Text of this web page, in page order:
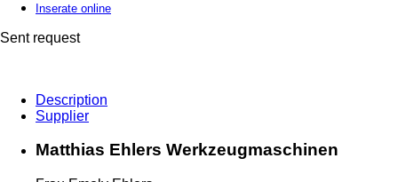
Inserate online
Sent request
Description
Supplier
Matthias Ehlers Werkzeugmaschinen